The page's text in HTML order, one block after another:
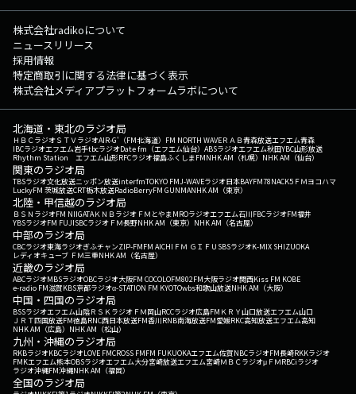
株式会社radikoについて
ニュースリリース
採用情報
特定商取引に関する法律に基づく表示
株式会社メディアプラットフォームラボについて
北海道・東北のラジオ局
ＨＢＣラジオＳＴＶラジオAIR-G'（FM北海道） FM NORTH WAVEＲＡＢ青森放送エフエム青森
IBCラジオエフエム岩手tbcラジオDate fm（エフエム仙台） ABSラジオエフエム秋田YBC山形放送
Rhythm Station エフエム山形RFCラジオ福島ふくしまFMNHK AM（札幌） NHK AM（仙台）
関東のラジオ局
TBSラジオ文化放送ニッポン放送interfmTOKYO FMJ-WAVEラジオ日本BAYFM78NACK5 ＦＭヨコハマ
LuckyFM 茨城放送CRT栃木放送RadioBerryFM GUNMANHK AM（東京）
北陸・甲信越のラジオ局
ＢＳＮラジオFM NIIGATAＫＮＢラジオ ＦＭとやまMROラジオエフエム石川FBCラジオFM福井
YBSラジオFM FUJISBCラジオ ＦＭ長野NHK AM（東京） NHK AM（名古屋）
中部のラジオ局
CBCラジオ東海ラジオぎふチャンZIP-FMFM AICHI ＦＭ ＧＩＦＵ SBSラジオK-MIX SHIZUOKA
レディオキューブ ＦＭ三重NHK AM（名古屋）
近畿のラジオ局
ABCラジオMBSラジオOBCラジオ大阪FM COCOLOFM802FM大阪ラジオ関西Kiss FM KOBE
e-radio FM滋賀KBS京都ラジオα-STATION FM KYOTOwbs和歌山放送NHK AM（大阪）
中国・四国のラジオ局
BSSラジオエフエム山陰ＲＳＫラジオ ＦＭ岡山RCCラジオ広島FM ＫＲＹ山口放送エフエム山口
ＪＲＴ四国放送FM徳島RNC西日本放送FM香川RNB南海放送FM愛媛RKC高知放送エフエム高知
NHK AM（広島） NHK AM（松山）
九州・沖縄のラジオ局
RKBラジオKBCラジオLOVE FMCROSS FMFM FUKUOKAエフエム佐賀NBCラジオFM長崎RKKラジオ
FMKエフエム熊本OBSラジオエフエム大分宮崎放送エフエム宮崎ＭＢＣラジオμＦＭRBCiラジオ
ラジオ沖縄FM沖縄NHK AM（福岡）
全国のラジオ局